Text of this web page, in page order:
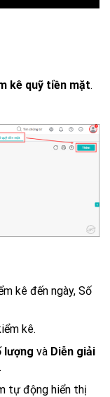
kê quỹ tiền mặt.
kê đến ngày, Số
kê.
lượng và Diễn giải
tự động hiển thị